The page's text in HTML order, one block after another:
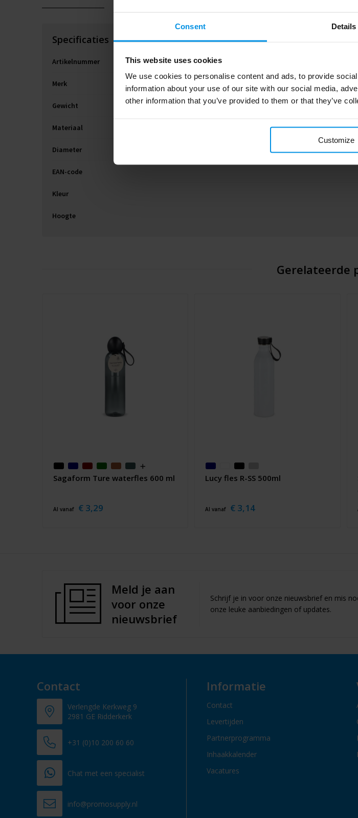
Consent Details
This website uses cookies
We use cookies to personalise content and ads, to provide
information about your use of our site with our social media,
other information that you’ve provided to them or that they’ve
Customize
Specificaties
Artikelnummer
Merk
Gewicht
Materiaal
Diameter
EAN-code
Kleur
Hoogte
Gerelateerde
Sagaform Ture waterfles 600 ml
Al vanaf € 3,29
Lucy fles R-SS 500ml
Al vanaf € 3,14
Meld je aan
voor onze
nieuwsbrief
Schrijf je in voor onze nieuwsbrief en mis
onze leuke aanbiedingen of updates.
Contact
Verlengde Kerkweg 9
2981 GE Ridderkerk
+31 (0)10 200 60 60
Chat met een specialist
info@promosupply.nl
Informatie
Contact
Levertijden
Partnerprogramma
Inhaakkalender
Vacatures